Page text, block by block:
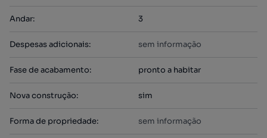
Andar: 3
Despesas adicionais: sem informação
Fase de acabamento: pronto a habitar
Nova construção: sim
Forma de propriedade: sem informação